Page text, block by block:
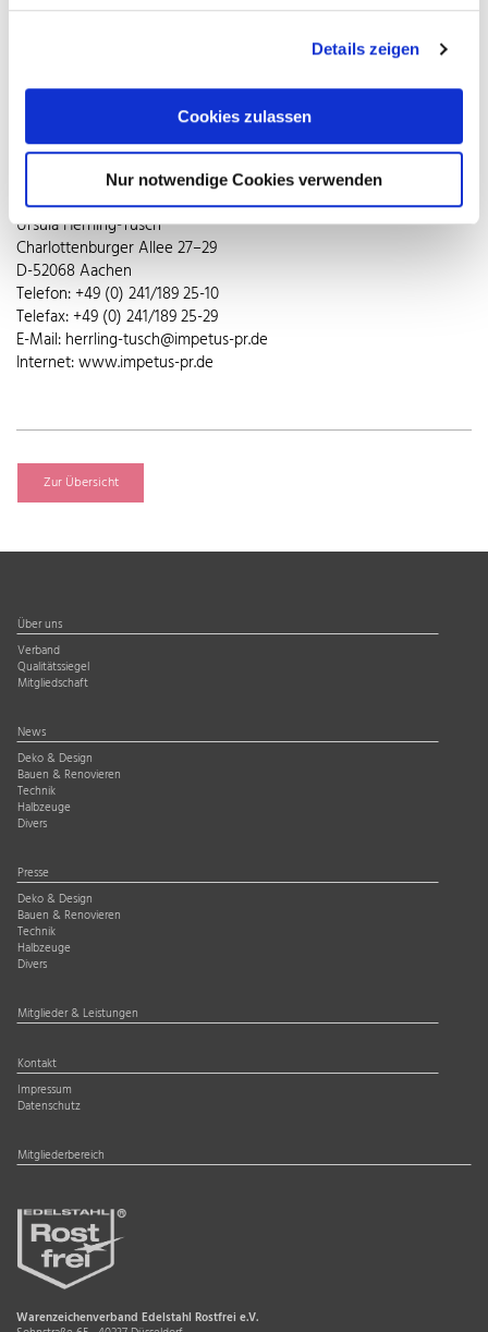
Details zeigen
Cookies zulassen
Nur notwendige Cookies verwenden
weiter. Fachbetriebe erklären im ausführlichen Beratungsgespräch,
warum die Dachhaut aus Edelstahl Rostfrei mit Qualitätssiegel eine
Investition in bleibende Werte ist und auf lange Sicht bares Geld
Pressekontakt
impetus.PR
Ursula Herrling-Tusch
Charlottenburger Allee 27–29
D-52068 Aachen
Telefon: +49 (0) 241/189 25-10
Telefax: +49 (0) 241/189 25-29
E-Mail: herrling-tusch@impetus-pr.de
Internet: www.impetus-pr.de
Zur Übersicht
Über uns
Verband
Qualitätssiegel
Mitgliedschaft
News
Deko & Design
Bauen & Renovieren
Technik
Halbzeuge
Divers
Presse
Deko & Design
Bauen & Renovieren
Technik
Halbzeuge
Divers
Mitglieder & Leistungen
Kontakt
Impressum
Datenschutz
Mitgliederbereich
Warenzeichenverband Edelstahl Rostfrei e.V.